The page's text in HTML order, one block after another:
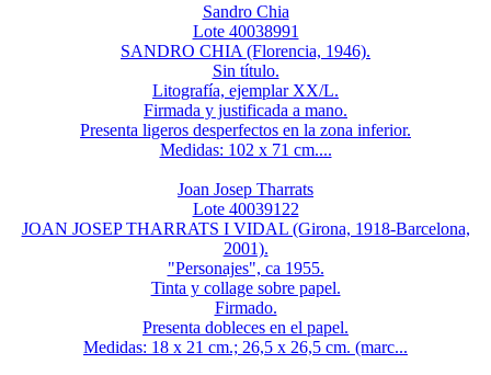
Sandro Chia
Lote 40038991
SANDRO CHIA (Florencia, 1946).
Sin título.
Litografía, ejemplar XX/L.
Firmada y justificada a mano.
Presenta ligeros desperfectos en la zona inferior.
Medidas: 102 x 71 cm....
Joan Josep Tharrats
Lote 40039122
JOAN JOSEP THARRATS I VIDAL (Girona, 1918-Barcelona,
2001).
"Personajes", ca 1955.
Tinta y collage sobre papel.
Firmado.
Presenta dobleces en el papel.
Medidas: 18 x 21 cm.; 26,5 x 26,5 cm. (marc...